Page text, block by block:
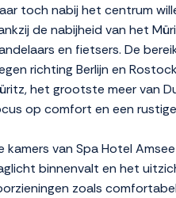
toch nabij het centrum
de nabijheid van het
en fietsers. De
richting Berlijn en
het grootste meer van
op comfort en een
kamers van Spa Hotel
binnenvalt en het
zoals